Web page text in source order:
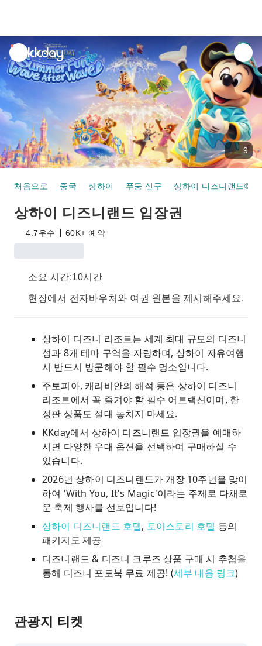
unread
notifications
9
처음으로 중국 상하이 푸둥 신구 상하이 디즈니랜드©
상하이 디즈니랜드 입장권
4.7우수 60K+ 예약
소요 시간:10시간
현장에서 전자바우처와 여권 원본을 제시해주세요.
상하이 디즈니 리조트는 세계 최대 규모의 디즈니
성과 8개 테마 구역을 자랑하며, 상하이 자유여행
시 반드시 방문해야 할 필수 명소입니다.
주토피아, 캐리비안의 해적 등은 상하이 디즈니
리조트에서 꼭 즐겨야 할 필수 어트랙션이며, 한
정판 상품도 절대 놓치지 마세요.
KKday에서 상하이 디즈니랜드 입장권을 예매하
시면 다양한 우대 옵션을 선택하여 구매하실 수
있습니다.
2026년 상하이 디즈니랜드가 개장 10주년을 맞이
하여 'With You, It's Magic'이라는 주제로 다채로
운 축제 행사를 선보입니다!
상하이 디즈니랜드 호텔, 토이스토리 호텔 등의
패키지도 제공
디즈니랜드 & 디즈니 크루즈 상품 구매 시 추첨을
통해 디즈니 포토북 무료 제공! (세부 내용 링크)
관광지 티켓